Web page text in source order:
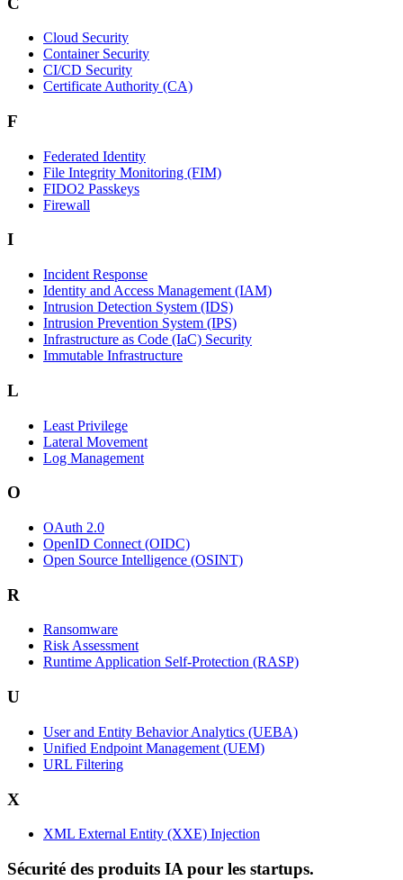
Cloud Security
Container Security
CI/CD Security
Certificate Authority (CA)
F
Federated Identity
File Integrity Monitoring (FIM)
FIDO2 Passkeys
Firewall
I
Incident Response
Identity and Access Management (IAM)
Intrusion Detection System (IDS)
Intrusion Prevention System (IPS)
Infrastructure as Code (IaC) Security
Immutable Infrastructure
L
Least Privilege
Lateral Movement
Log Management
O
OAuth 2.0
OpenID Connect (OIDC)
Open Source Intelligence (OSINT)
R
Ransomware
Risk Assessment
Runtime Application Self-Protection (RASP)
U
User and Entity Behavior Analytics (UEBA)
Unified Endpoint Management (UEM)
URL Filtering
X
XML External Entity (XXE) Injection
Sécurité des produits IA pour les startups.